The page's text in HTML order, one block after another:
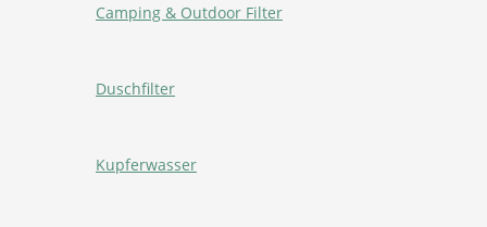
Camping & Outdoor Filter
Duschfilter
Kupferwasser